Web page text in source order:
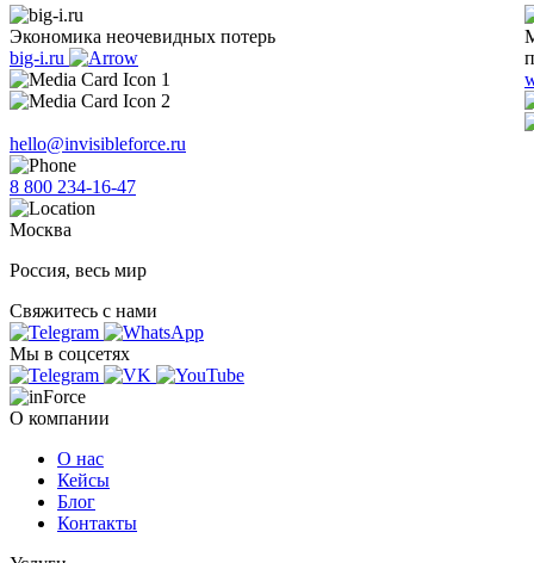
Экономика неочевидных потерь
big-i.ru
hello@invisibleforce.ru
8 800 234-16-47
Москва
Россия, весь мир
Свяжитесь с нами
Мы в соцсетях
О компании
О нас
Кейсы
Блог
Контакты